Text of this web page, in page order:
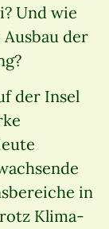
Und wie
der
der Insel
in
Klima-